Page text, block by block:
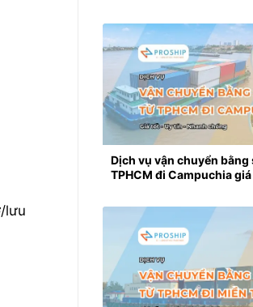
lưu
Dịch vụ vận chuyển bằng
TPHCM đi Campuchia